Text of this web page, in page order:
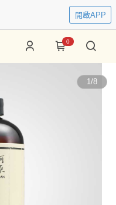
開啟APP
0
1/8